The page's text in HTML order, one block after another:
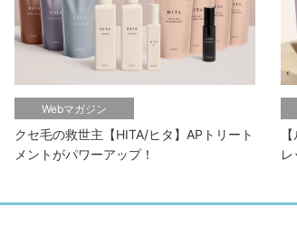
Webマガジン
クセ毛の救世主【HITA/ヒタ】APトリート
メントがパワーアップ！